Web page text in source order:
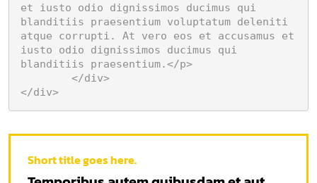
et iusto odio dignissimos ducimus qui
blanditiis praesentium voluptatum deleniti
atque corrupti. At vero eos et accusamus et
iusto odio dignissimos ducimus qui
blanditiis praesentium.</p>
</div>
Short title goes here.